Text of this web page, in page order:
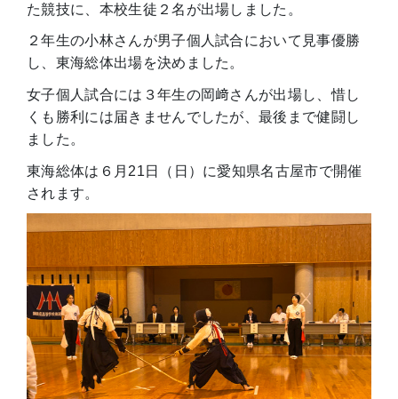
た競技に、本校生徒２名が出場しました。
２年生の小林さんが男子個人試合において見事優勝
し、東海総体出場を決めました。
女子個人試合には３年生の岡﨑さんが出場し、惜し
くも勝利には届きませんでしたが、最後まで健闘し
ました。
東海総体は６月21日（日）に愛知県名古屋市で開催
されます。